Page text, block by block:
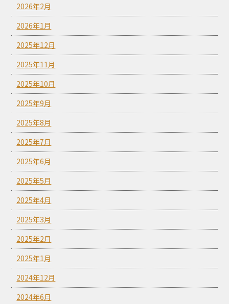
2026年2月
2026年1月
2025年12月
2025年11月
2025年10月
2025年9月
2025年8月
2025年7月
2025年6月
2025年5月
2025年4月
2025年3月
2025年2月
2025年1月
2024年12月
2024年6月